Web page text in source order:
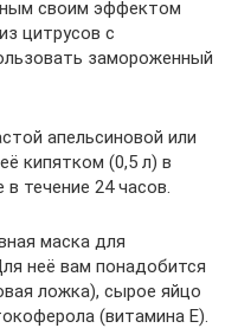
своим эффектом
цитрусов с
замороженный
апельсиновой или
кипятком (0,5 л) в
в течение 24 часов.
маска для
неё вам понадобится
ложка), сырое яйцо
(витамина Е).